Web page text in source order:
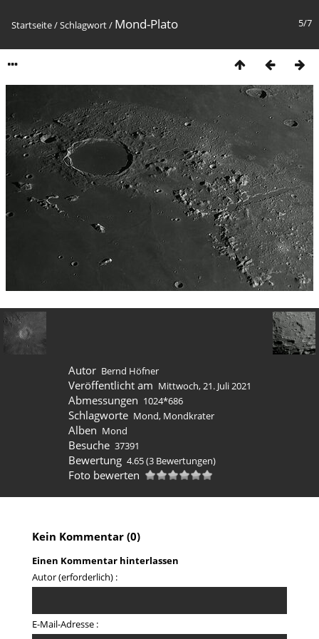
5/7
Startseite/Schlagwort/ Mond-Plato
Autor Bernd Höfner
Veröffentlicht am Mittwoch, 21. Juli 2021
Abmessungen 1024*686
Schlagworte Mond, Mondkrater
Alben Mond
Besuche 37391
Bewertung 4.65(3 Bewertungen)
Foto bewerten
Kein Kommentar (0)
Einen Kommentar hinterlassen
Autor (erforderlich) :
E-Mail-Adresse :